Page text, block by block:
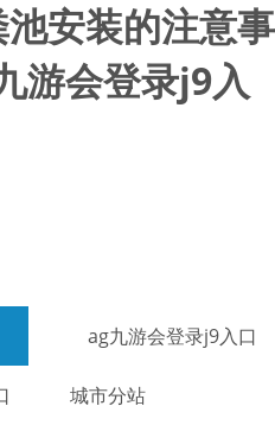
安装的注意事
游会登录j9入
ag九游会登录j9入口
城市分站